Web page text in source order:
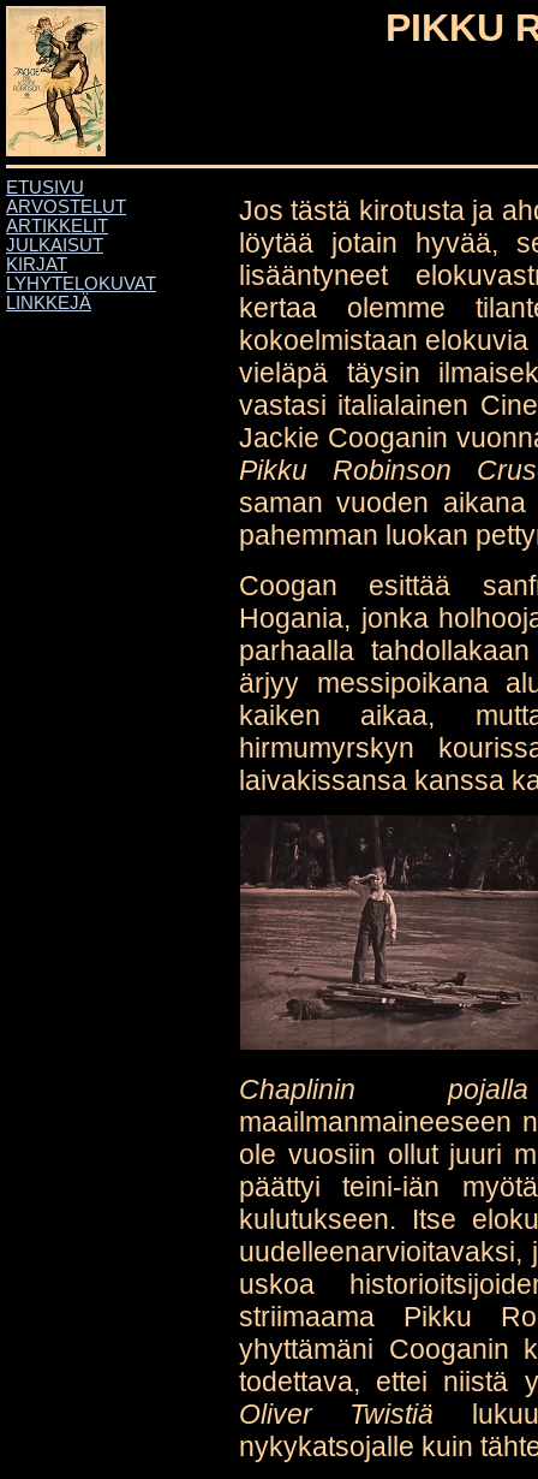
PIKKU
ETUSIVU
ARVOSTELUT
ARTIKKELIT
JULKAISUT
KIRJAT
LYHYTELOKUVAT
LINKKEJÄ
Jos tästä kirotusta ja
löytää jotain hyvää,
lisääntyneet
kertaa olemme
kokoelmistaan
vieläpä täysin
vastasi italialainen
Jackie Cooganin
Pikku Robinson
saman vuoden
pahemman luokan
Coogan esittää
Hogania, jonka
parhaalla
ärjyy messipoikana
kaiken aikaa,
hirmumyrskyn
laivakissansa kanssa
Chaplinin pojalla
maailmanmaineeseen
ole vuosiin ollut juuri
päättyi teini-iän
kulutukseen. Itse
uskoa
striimaama Pikku
yhyttämäni Cooganin
todettava, ettei niistä
Oliver Twistiä
nykykatsojalle kuin